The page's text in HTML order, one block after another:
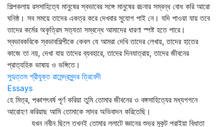
শিল্পকলায় রসসাহিত্যে মানুষের স্বভাবের সঙ্গে মানুষের রচনার সম্বন্ধ বোধ করি আরো
ঘনিষ্ঠ। সব সময়ে তাদের একত্র করে দেখবার সুযোগ পাই নে। যদি পাওয়া যায় তবে
তাদের কর্মের অকৃত্রিম সত্যতা সম্বন্ধে আমাদের ধারণা স্পষ্ট হতে পারে।
স্বভাবকবিকে স্বভাবশিল্পীকে কেবল যে আমরা দেখি তাদের লেখায়, তাদের হাতের
কাজে তা নয়, দেখা যায় তাদের ব্যবহারে, তাদের দিনযাত্রায়, তাদের জীবনের
প্রাত্যহিক ভাষায় ও ভঙ্গিতে।
সুহৃত্তম শ্রীযুক্ত রামেন্দ্রসুন্দর ত্রিবেদী
Essays
হে মিত্র, পঞ্চাশৎবর্ষ পূর্ণ করিয়া তুমি তোমার জীবনের ও বঙ্গসাহিত্যের মধ্যগগনে
আরোহণ করিয়াছ আমি তোমাকে সাদর অভিবাদন করিতেছি।
যখন নবীন ছিলে তখনই তোমার ললাটে জ্ঞানের শুভ্র মুকুট পরাইয়া বিধাতা